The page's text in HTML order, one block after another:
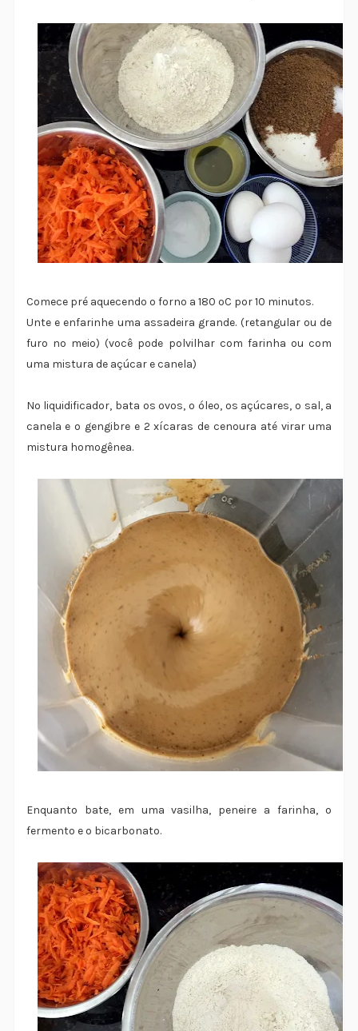
Comece pré aquecendo o forno a 180 ºC por 10 minutos.
Unte e enfarinhe uma assadeira grande. (retangular ou de
furo no meio) (você pode polvilhar com farinha ou com
uma mistura de açúcar e canela)
No liquidificador, bata os ovos, o óleo, os açúcares, o sal, a
canela e o gengibre e 2 xícaras de cenoura até virar uma
mistura homogênea.
Enquanto bate, em uma vasilha, peneire a farinha, o
fermento e o bicarbonato.